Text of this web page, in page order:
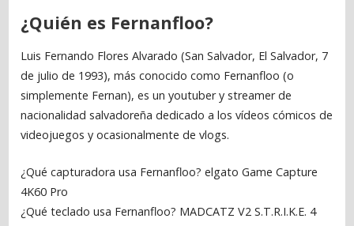
¿Quién es Fernanfloo?
Luis Fernando Flores Alvarado (San Salvador, El Salvador, 7
de julio de 1993), más conocido como Fernanfloo (o
simplemente Fernan), es un youtuber y streamer de
nacionalidad salvadoreña dedicado a los vídeos cómicos de
videojuegos y ocasionalmente de vlogs.
¿Qué capturadora usa Fernanfloo? elgato Game Capture
4K60 Pro
¿Qué teclado usa Fernanfloo? MADCATZ V2 S.T.R.I.K.E. 4